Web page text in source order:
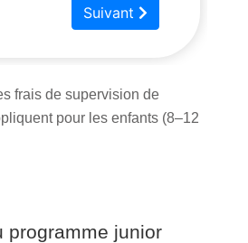
frais de supervision de
pour les enfants (8–12
programme junior